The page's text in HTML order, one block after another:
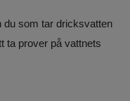
du som tar dricksvatten
ta prover på vattnets